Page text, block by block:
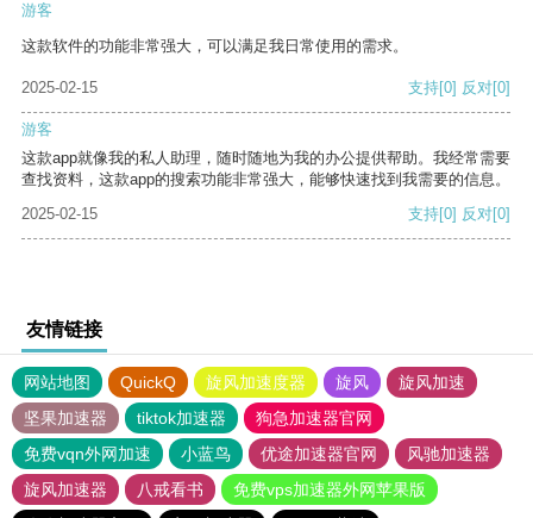
游客
这款软件的功能非常强大，可以满足我日常使用的需求。
2025-02-15 支持[0] 反对[0]
游客
这款app就像我的私人助理，随时随地为我的办公提供帮助。我经常需要
查找资料，这款app的搜索功能非常强大，能够快速找到我需要的信息。
2025-02-15
支持[0] 反对[0]
友情链接
网站地图 QuickQ 旋风加速度器 旋风
旋风加速
坚果加速器
tiktok加速器
狗急加速器官网
免费vqn外网加速
小蓝鸟 优途加速器官网
风驰加速器
旋风加速器
八戒看书
免费vps加速器外网苹果版